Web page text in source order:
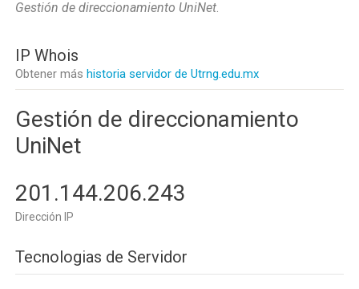
Gestión de direccionamiento UniNet.
IP Whois
Obtener más historia servidor de Utrng.edu.mx
Gestión de direccionamiento
UniNet
201.144.206.243
Dirección IP
Tecnologias de Servidor